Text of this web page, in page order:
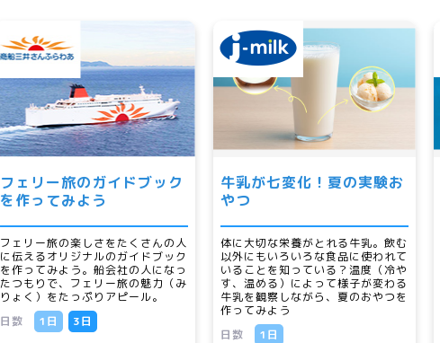
フェリー旅のガイドブック
を作ってみよう
フェリー旅の楽しさをたくさんの人
に伝えるオリジナルのガイドブック
を作ってみよう。船会社の人になっ
たつもりで、フェリー旅の魅力（み
りょく）をたっぷりアピール。
日数
1日 3日
牛乳が七変化！夏の実験お
やつ
体に大切な栄養がとれる牛乳。飲む
以外にもいろいろな食品に使われて
いることを知っている？温度（冷や
す、温める）によって様子が変わる
牛乳を観察しながら、夏のおやつを
作ってみよう
日数
1日